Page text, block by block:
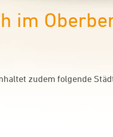
im
zudem folgende